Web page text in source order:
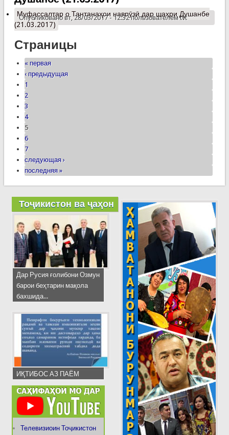
Опубликовано вт, 28/03/2017 - 12:32 пользователемtvt
Муфассалтаро Тантанаҳои наврӯзӣ дар шаҳри Душанбе
(21.03.2017)
Страницы
« первая
‹ предыдущая
1
2
3
4
5
6
7
следующая ›
последняя »
Тоҷикистон ва ҷаҳон
Дар Русия ғолибони Озмун
барои беҳтарин мақола
бахшида...
ИҚТИБОС АЗ ПАЁМ
Телевизиоин Тоҷикистон